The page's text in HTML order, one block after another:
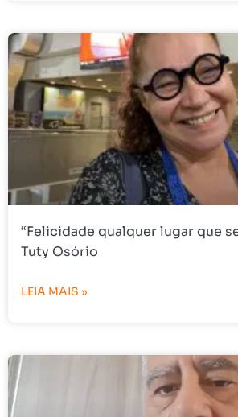
“Felicidade qualquer lugar que
Tuty Osório
LEIA MAIS »